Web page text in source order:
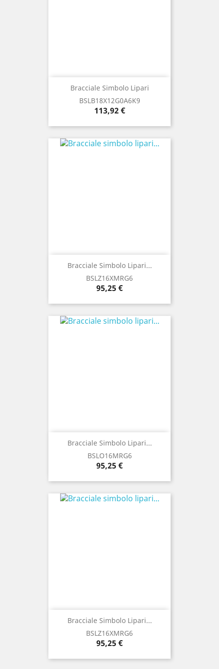
Bracciale Simbolo Lipari
BSLB18X12G0A6K9
Prezzo
113,92 €
Bracciale Simbolo Lipari...
BSLZ16XMRG6
Prezzo
95,25 €
Bracciale Simbolo Lipari...
BSLO16MRG6
Prezzo
95,25 €
Bracciale Simbolo Lipari...
BSLZ16XMRG6
Prezzo
95,25 €